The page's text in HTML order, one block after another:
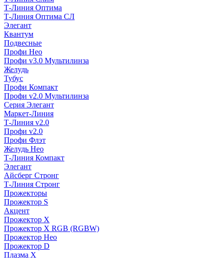
Т-Линия Оптима
Т-Линия Оптима СЛ
Элегант
Квантум
Подвесные
Профи Нео
Профи v3.0 Мультилинза
Желудь
Тубус
Профи Компакт
Профи v2.0 Мультилинза
Серия Элегант
Маркет-Линия
Т-Линия v2.0
Профи v2.0
Профи Флэт
Желудь Нео
Т-Линия Компакт
Элегант
Айсберг Стронг
Т-Линия Стронг
Прожекторы
Прожектор S
Акцент
Прожектор X
Прожектор Х RGB (RGBW)
Прожектор Нео
Прожектор D
Плазма X